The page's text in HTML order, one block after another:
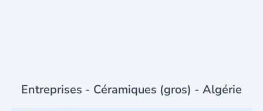
Entreprises - Céramiques (gros) - Algérie